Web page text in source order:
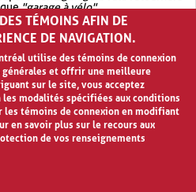
que"garage à vélo".
avec OR.garage OR vélo
résultat quegarage à vélo
TÉMOINS AFIN DE
DE NAVIGATION.
utilise des témoins de connexion
et offrir une meilleure
sur le site, vous acceptez
modalités spécifiées aux conditions
les témoins de connexion en modifiant
en savoir plus sur le recours aux
de vos renseignements